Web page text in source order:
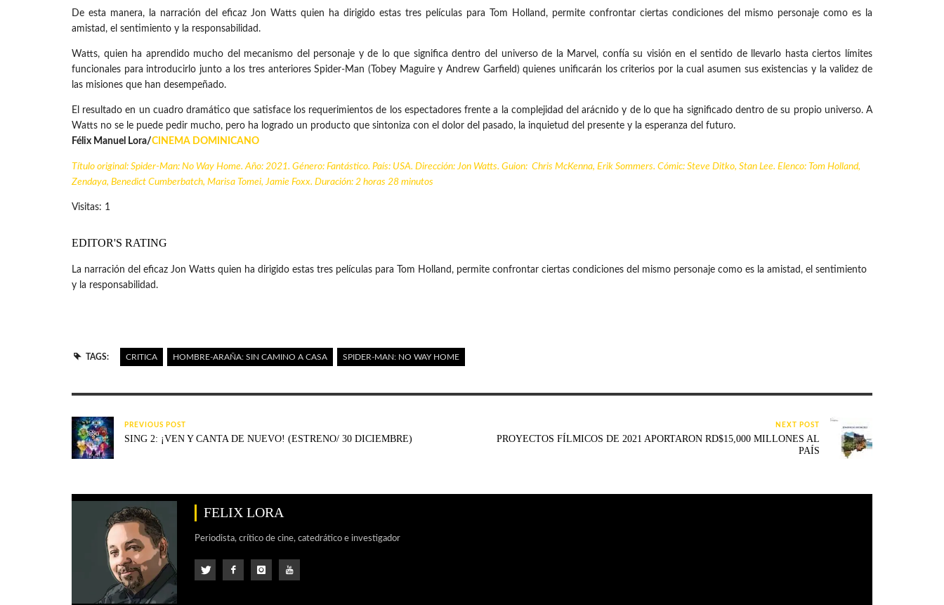
De esta manera, la narración del eficaz Jon Watts quien ha dirigido estas tres películas para Tom Holland, permite confrontar ciertas condiciones del mismo personaje como es la
amistad, el sentimiento y la responsabilidad.
Watts, quien ha aprendido mucho del mecanismo del personaje y de lo que significa dentro del universo de la Marvel, confía su visión en el sentido de llevarlo hasta ciertos límites
funcionales para introducirlo junto a los tres anteriores Spider-Man (Tobey Maguire y Andrew Garfield) quienes unificarán los criterios por la cual asumen sus existencias y la validez de
las misiones que han desempeñado.
El resultado en un cuadro dramático que satisface los requerimientos de los espectadores frente a la complejidad del arácnido y de lo que ha significado dentro de su propio universo. A
Watts no se le puede pedir mucho, pero ha logrado un producto que sintoniza con el dolor del pasado, la inquietud del presente y la esperanza del futuro.
Félix Manuel Lora/CINEMA DOMINICANO
Título original: Spider-Man: No Way Home. Año: 2021. Género: Fantástico. País: USA. Dirección: Jon Watts. Guion: Chris McKenna, Erik Sommers. Cómic: Steve Ditko, Stan Lee. Elenco: Tom Holland,
Zendaya, Benedict Cumberbatch, Marisa Tomei, Jamie Foxx. Duración: 2 horas 28 minutos
Visitas: 1
EDITOR'S RATING
La narración del eficaz Jon Watts quien ha dirigido estas tres películas para Tom Holland, permite confrontar ciertas condiciones del mismo personaje como es la amistad, el sentimiento
y la responsabilidad.
TAGS: CRITICA HOMBRE-ARAÑA: SIN CAMINO A CASA SPIDER-MAN: NO WAY HOME
PREVIOUS POST
SING 2: ¡VEN Y CANTA DE NUEVO! (ESTRENO/ 30 DICIEMBRE)
NEXT POST
PROYECTOS FÍLMICOS DE 2021 APORTARON RD$15,000 MILLONES AL
PAÍS
FELIX LORA
Periodista, crítico de cine, catedrático e investigador